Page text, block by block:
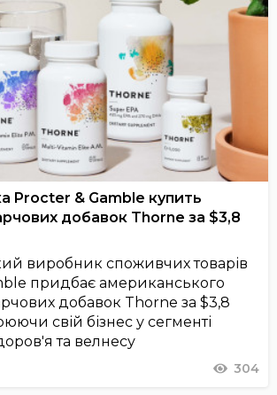
Procter & Gamble купить
добавок Thorne за $3,8
виробник споживчих товарів
придбає американського
добавок Thorne за $3,8
свій бізнес у сегменті
та велнесу
304